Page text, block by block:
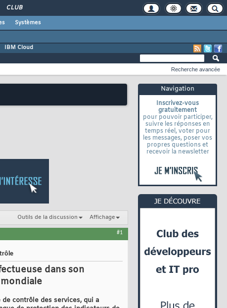
CLUB
Systèmes
IBM Cloud
Navigation
Inscrivez-vous
gratuitement
pour pouvoir participer,
suivre les réponses en
temps réel, voter pour
les messages, poser vos
propres questions et
recevoir la newsletter
Recherche avancée
Outils de la discussion Affichage
#1
dans son
contrôle des services, qui a